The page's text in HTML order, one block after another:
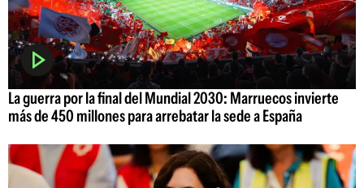
La guerra por la final del Mundial 2030: Marruecos invierte
más de 450 millones para arrebatar la sede a España